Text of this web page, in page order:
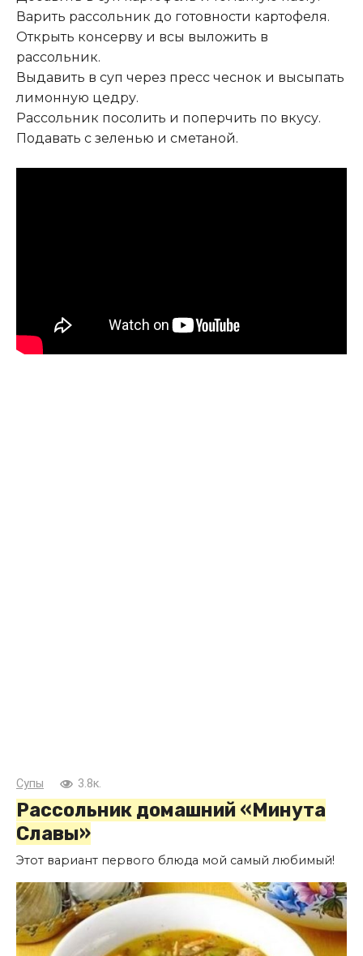
Варить рассольник до готовности картофеля.
Открыть консерву и всы выложить в
рассольник.
Выдавить в суп через пресс чеснок и высыпать
лимонную цедру.
Рассольник посолить и поперчить по вкусу.
Подавать с зеленью и сметаной.
Супы 3.8к.
Рассольник домашний «Минута
Славы»
Этот вариант первого блюда мой самый любимый!